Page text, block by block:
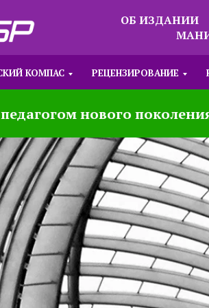
ОБ ИЗДАНИИ
КОМПАС РЕЦЕНЗИРОВАНИЕ
нового поколения